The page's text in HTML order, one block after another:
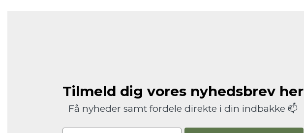
Tilmeld dig vores nyhedsbrev her
Få nyheder samt fordele direkte i din indbakke 📫